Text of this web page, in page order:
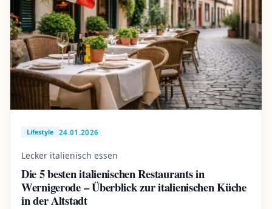
Lifestyle 24.01.2026
Lecker italienisch essen
Die 5 besten italienischen Restaurants in
Wernigerode – Überblick zur italienischen Küche
in der Altstadt